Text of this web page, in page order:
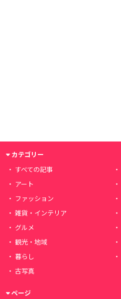
カテゴリー
すべての記事
アート
ファッション
雑貨・インテリア
グルメ
観光・地域
暮らし
古写真
ページ